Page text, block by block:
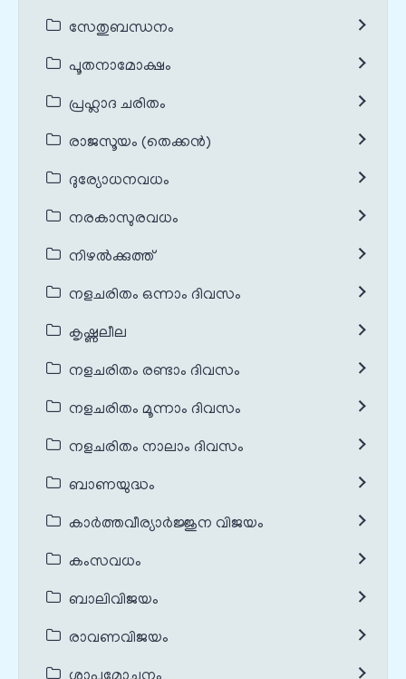
സേതുബന്ധനം
പൂതനാമോക്ഷം
പ്രഹ്ലാദ ചരിതം
രാജസൂയം (തെക്കൻ)
ദുര്യോധനവധം
നരകാസുരവധം
നിഴൽക്കുത്ത്
നളചരിതം ഒന്നാം ദിവസം
കൃഷ്ണലീല
നളചരിതം രണ്ടാം ദിവസം
നളചരിതം മൂന്നാം ദിവസം
നളചരിതം നാലാം ദിവസം
ബാണയുദ്ധം
കാർത്തവീര്യാർജ്ജുന വിജയം
കംസവധം
ബാലിവിജയം
രാവണവിജയം